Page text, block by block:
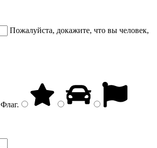
Пожалуйста, докажите, что вы человек,
Флаг.